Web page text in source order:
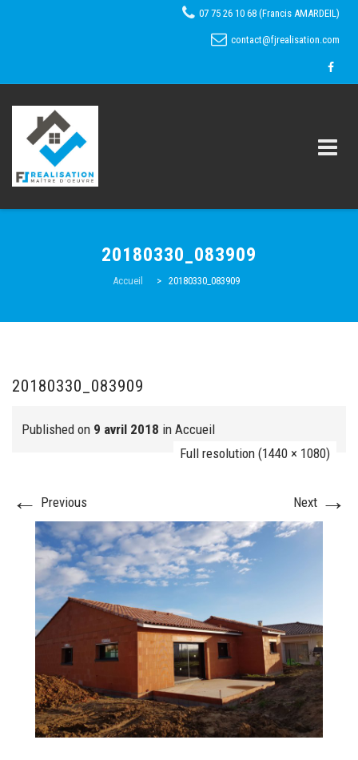
07 75 26 10 68 (Francis AMARDEIL)
contact@fjrealisation.com
FJ réalisation
Nos prestations
FAQ
20180330_083909
Accueil > 20180330_083909
20180330_083909
Published on 9 avril 2018 in Accueil
Full resolution (1440 × 1080)
← Previous Next →